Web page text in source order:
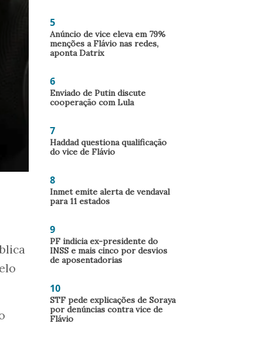
5
Anúncio de vice eleva em 79%
menções a Flávio nas redes,
aponta Datrix
6
Enviado de Putin discute
cooperação com Lula
7
Haddad questiona qualificação
do vice de Flávio
8
Inmet emite alerta de vendaval
para 11 estados
9
PF indicia ex-presidente do
INSS e mais cinco por desvios
de aposentadorias
10
STF pede explicações de Soraya
por denúncias contra vice de
Flávio